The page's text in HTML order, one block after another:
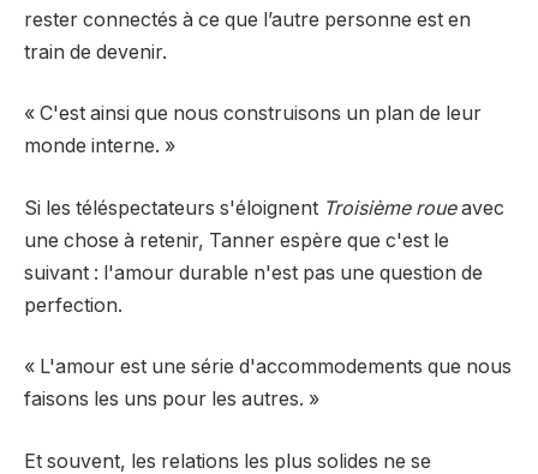
rester connectés à ce que l’autre personne est en
train de devenir.
« C'est ainsi que nous construisons un plan de leur
monde interne. »
Si les téléspectateurs s'éloignent Troisième roueavec
une chose à retenir, Tanner espère que c'est le
suivant : l'amour durable n'est pas une question de
perfection.
« L'amour est une série d'accommodements que nous
faisons les uns pour les autres. »
Et souvent, les relations les plus solides ne se